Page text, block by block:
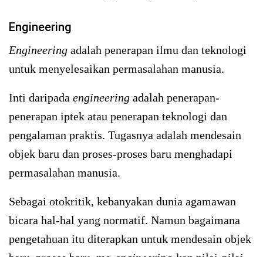
Engineering
Engineering adalah penerapan ilmu dan teknologi
untuk menyelesaikan permasalahan manusia.
Inti daripada engineering adalah penerapan-
penerapan iptek atau penerapan teknologi dan
pengalaman praktis. Tugasnya adalah mendesain
objek baru dan proses-proses baru menghadapi
permasalahan manusia.
Sebagai otokritik, kebanyakan dunia agamawan
bicara hal-hal yang normatif. Namun bagaimana
pengetahuan itu diterapkan untuk mendesain objek